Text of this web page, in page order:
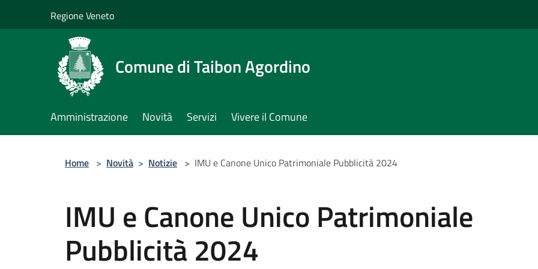
Regione Veneto
Comune di Taibon Agordino
Amministrazione Novità Servizi Vivere il Comune
Home > Novità > Notizie > IMU e Canone Unico Patrimoniale Pubblicità 2024
IMU e Canone Unico Patrimoniale
Pubblicità 2024